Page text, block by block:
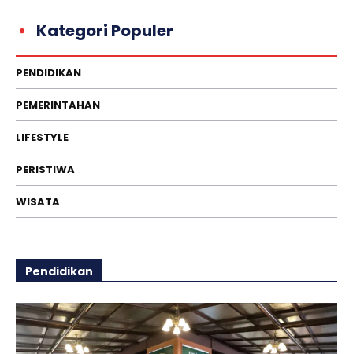
Kategori Populer
PENDIDIKAN
PEMERINTAHAN
LIFESTYLE
PERISTIWA
WISATA
Pendidikan